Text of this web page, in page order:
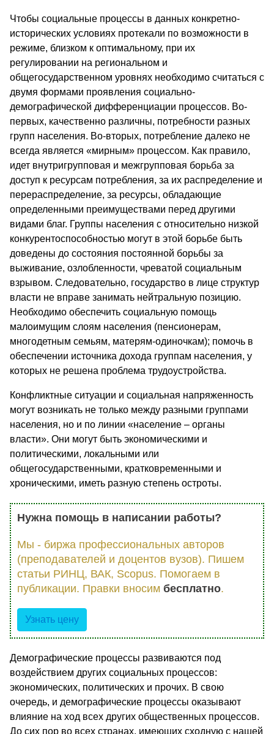
Чтобы социальные процессы в данных конкретно-
исторических условиях протекали по возможности в
режиме, близком к оптимальному, при их
регулировании на региональном и
общегосударственном уровнях необходимо считаться с
двумя формами проявления социально-
демографической дифференциации процессов. Во-
первых, качественно различны, потребности разных
групп населения. Во-вторых, потребление далеко не
всегда является «мирным» процессом. Как правило,
идет внутригрупповая и межгрупповая борьба за
доступ к ресурсам потребления, за их распределение и
перераспределение, за ресурсы, обладающие
определенными преимуществами перед другими
видами благ. Группы населения с относительно низкой
конкурентоспособностью могут в этой борьбе быть
доведены до состояния постоянной борьбы за
выживание, озлобленности, чреватой социальным
взрывом. Следовательно, государство в лице структур
власти не вправе занимать нейтральную позицию.
Необходимо обеспечить социальную помощь
малоимущим слоям населения (пенсионерам,
многодетным семьям, матерям-одиночкам); помочь в
обеспечении источника дохода группам населения, у
которых не решена проблема трудоустройства.
Конфликтные ситуации и социальная напряженность
могут возникать не только между разными группами
населения, но и по линии «население – органы
власти». Они могут быть экономическими и
политическими, локальными или
общегосударственными, кратковременными и
хроническими, иметь разную степень остроты.
Нужна помощь в написании работы?
Мы - биржа профессиональных авторов
(преподавателей и доцентов вузов). Пишем
статьи РИНЦ, ВАК, Scopus. Помогаем в
публикации. Правки вносим бесплатно.
Узнать цену
Демографические процессы развиваются под
воздействием других социальных процессов:
экономических, политических и прочих. В свою
очередь, и демографические процессы оказывают
влияние на ход всех других общественных процессов.
До сих пор во всех странах, имеющих сходную с нашей